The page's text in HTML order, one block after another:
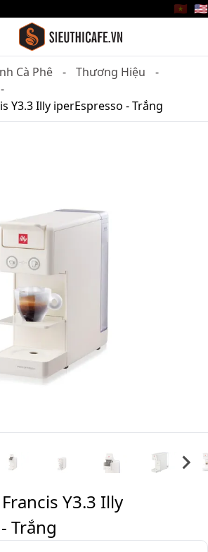
🇻🇳 🇺🇸
Cà Phê
Thương Hiệu
Y3.3 Illy iperEspresso - Trắng
Y3.3 Illy
Trắng